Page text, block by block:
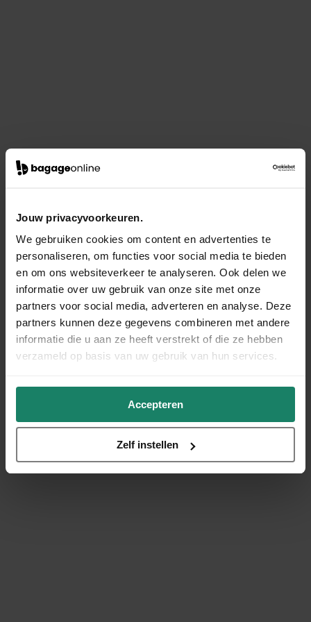
Jouw privacyvoorkeuren.
We gebruiken cookies om content en advertenties te
personaliseren, om functies voor social media te bieden
en om ons websiteverkeer te analyseren. Ook delen we
informatie over uw gebruik van onze site met onze
partners voor social media, adverteren en analyse. Deze
partners kunnen deze gegevens combineren met andere
informatie die u aan ze heeft verstrekt of die ze hebben
verzameld op basis van uw gebruik van hun services.
Accepteren
Zelf instellen